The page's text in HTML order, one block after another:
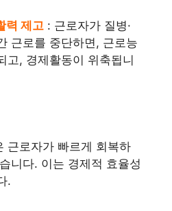
력 제고 : 근로자가 질병·
근로를 중단하면, 근로능
고, 경제활동이 위축됩니
근로자가 빠르게 회복하
니다. 이는 경제적 효율성
.